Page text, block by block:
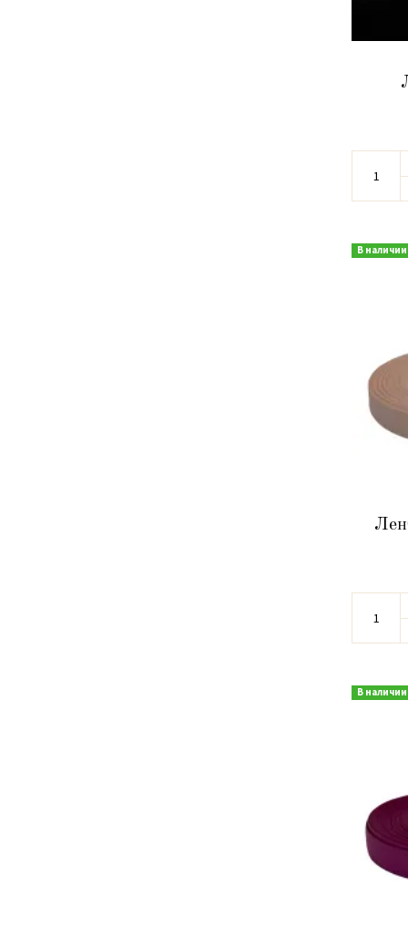
В наличии
В наличии